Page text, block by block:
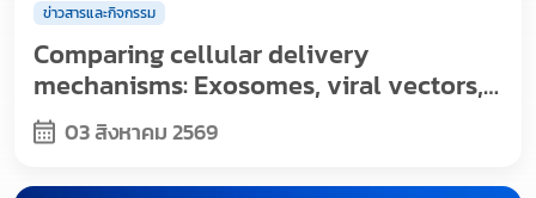
ข่าวสารและกิจกรรม
Comparing cellular delivery
mechanisms: Exosomes, viral vectors,
and nanoparticles
03 สิงหาคม 2569